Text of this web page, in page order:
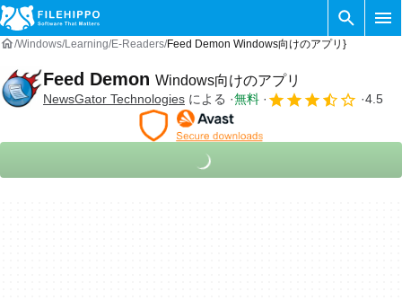
Windows Learning E-Readers Feed Demon Windows向けのアプリ}
Feed Demon Windows向けのアプリ
NewsGator Technologies による 無料 4.5